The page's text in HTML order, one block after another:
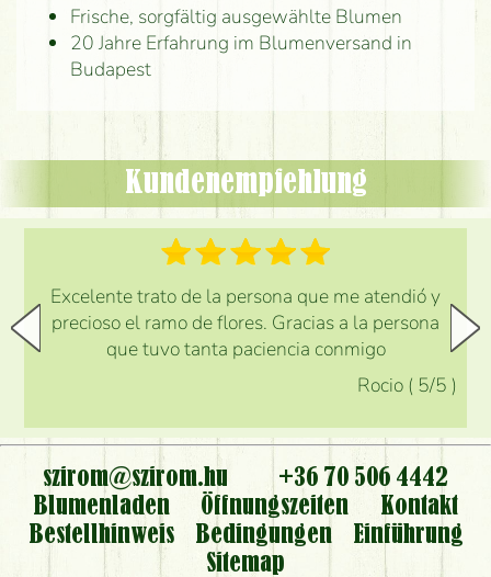
Frische, sorgfältig ausgewählte Blumen
20 Jahre Erfahrung im Blumenversand in
Budapest
Kundenempfehlung
Excelente trato de la persona que me atendió y
precioso el ramo de flores. Gracias a la persona
que tuvo tanta paciencia conmigo
Rocio ( 5/5 )
szirom@szirom.hu
+36 70 506 4442
Blumenladen
Öffnungszeiten
Kontakt
Bestellhinweis
Bedingungen
Einführung
Sitemap